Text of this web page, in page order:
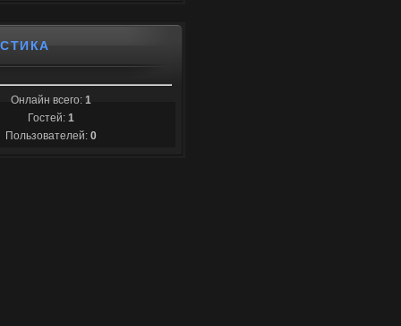
Онлайн всего: 1
Гостей: 1
Пользователей: 0